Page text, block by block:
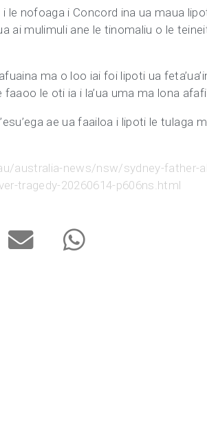
le nofoaga i Concord ina ua maua
ai mulimuli ane le tinomaliu o le
ma o loo iai foi lipoti ua
le oti ia i la’ua uma ma lona
ae ua faailoa i lipoti le tulaga
australia-news/nsw/sydney-father-
tragedy-20260614-p606ns.html